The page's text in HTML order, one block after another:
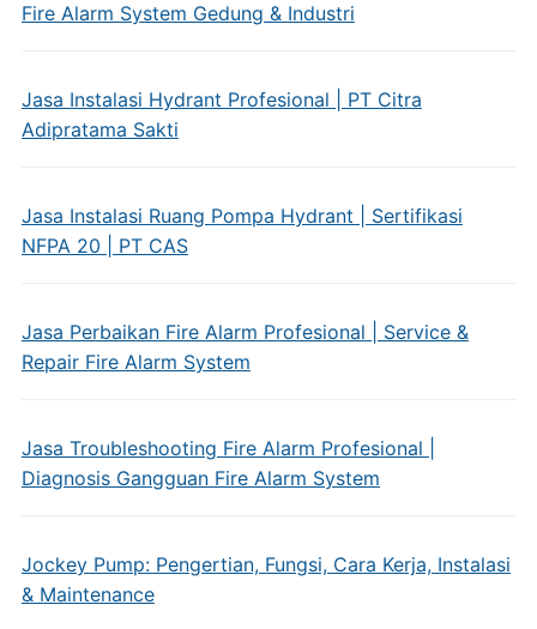
Fire Alarm System Gedung & Industri
Jasa Instalasi Hydrant Profesional | PT Citra
Adipratama Sakti
Jasa Instalasi Ruang Pompa Hydrant | Sertifikasi
NFPA 20 | PT CAS
Jasa Perbaikan Fire Alarm Profesional | Service &
Repair Fire Alarm System
Jasa Troubleshooting Fire Alarm Profesional |
Diagnosis Gangguan Fire Alarm System
Jockey Pump: Pengertian, Fungsi, Cara Kerja, Instalasi
& Maintenance